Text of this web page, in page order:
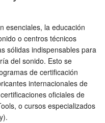
esenciales, la educación
o centros técnicos
sólidas indispensables para
del sonido. Esto se
de certificación
internacionales de
oficiales de
o cursos especializados